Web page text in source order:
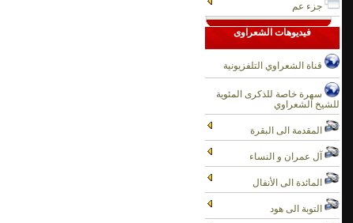
جزء عم
فيديوهات الشعراوى
قناة الشعراوي التلفزيونية
سهرة خاصة للذكرى المئوية
للشيخ الشعراوي
المقدمة الى البقرة
آل عمران و النساء
المائدة الى الأنفال
التوبة الى هود